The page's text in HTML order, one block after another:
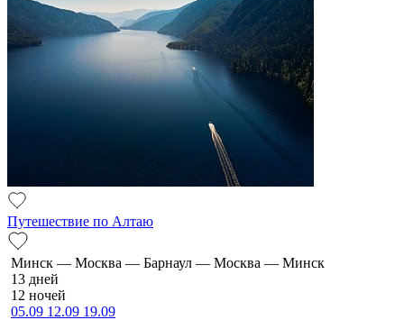
Путешествие по Алтаю
Минск — Москва — Барнаул — Москва — Минск
13 дней
12 ночей
05.09 12.09 19.09